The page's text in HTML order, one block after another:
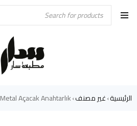
الرئيسية›غير مصنف›
Metal Açacak Anahtarlık